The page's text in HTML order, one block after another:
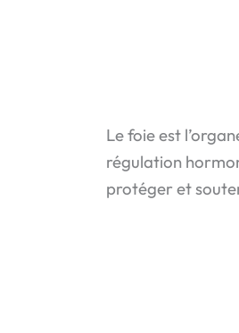
Le foie est
régulation
protéger et